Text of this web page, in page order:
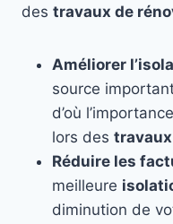
des travaux de
Améliorer
source
d’où
lors des
Réduire les
meilleure
diminution de